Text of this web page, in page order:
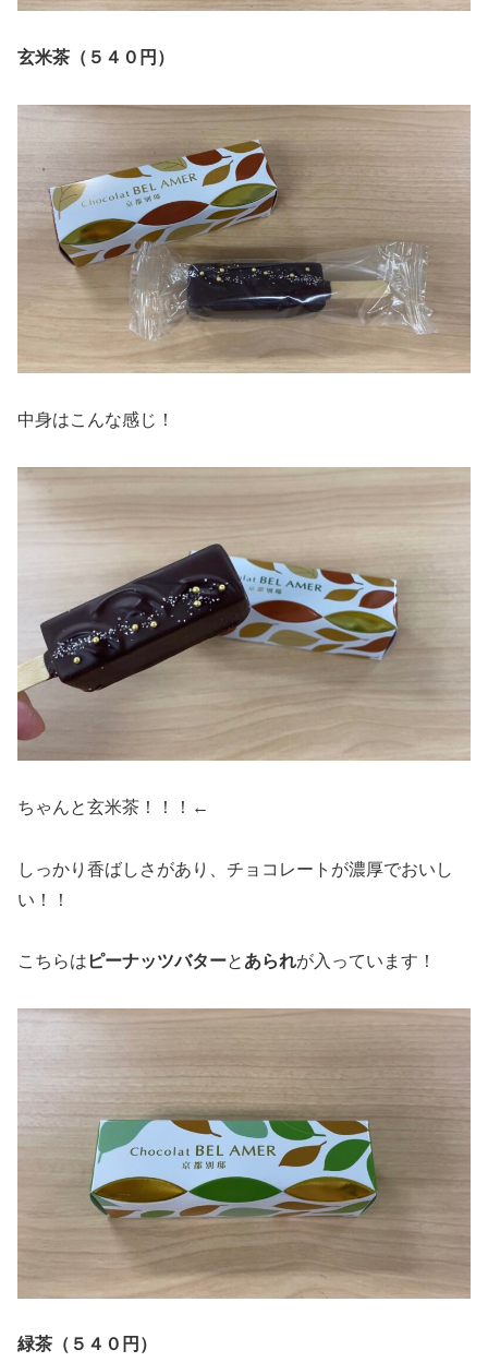
玄米茶（５４０円）
中身はこんな感じ！
ちゃんと玄米茶！！！←
しっかり香ばしさがあり、チョコレートが濃厚でおいし
い！！
こちらは ピーナッツバターと あられが入っています！
緑茶（５４０円）